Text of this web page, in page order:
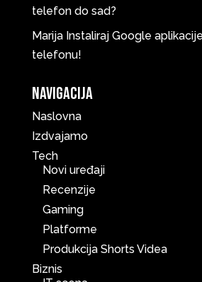
telefon do sad?
Marija Instaliraj Google
telefonu!
Navigacija
Naslovna
Izdvajamo
Tech
Novi uređaji
Recenzije
Gaming
Platforme
Produkcija Shorts Videa
Biznis